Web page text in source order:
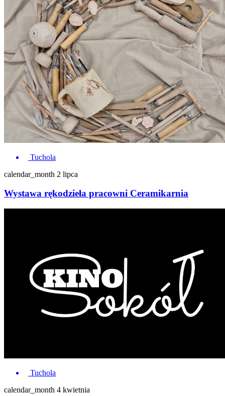
Tuchola
calendar_month 2 lipca
Wystawa rękodzieła pracowni Ceramikarnia
Tuchola
calendar_month 4 kwietnia